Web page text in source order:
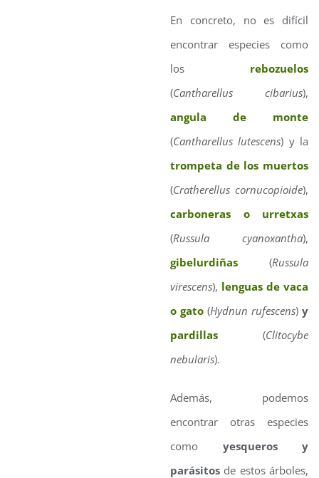
En concreto, no es difícil
encontrar especies como
los rebozuelos
(Cantharellus cibarius),
angula de monte
(Cantharellus lutescens) y la
trompeta de los muertos
(Cratherellus cornucopioide),
carboneras o urretxas
(Russula cyanoxantha),
gibelurdiñas (Russula
virescens), lenguas de vaca
o gato (Hydnun rufescens) y
pardillas (Clitocybe
nebularis).
Además, podemos
encontrar otras especies
como yesqueros y
parásitos de estos árboles,